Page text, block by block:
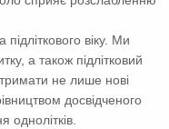
віку. Ми
а також підлітковий
не лише нові
досвідченого
однолітків.